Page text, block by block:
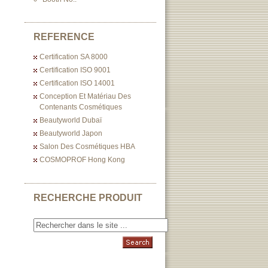
REFERENCE
Certification SA 8000
Certification ISO 9001
Certification ISO 14001
Conception Et Matériau Des
Contenants Cosmétiques
Beautyworld Dubaï
Beautyworld Japon
Salon Des Cosmétiques HBA
COSMOPROF Hong Kong
RECHERCHE PRODUIT